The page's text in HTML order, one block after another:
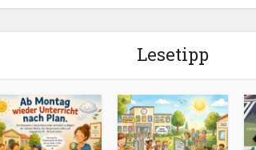
Lesetipp